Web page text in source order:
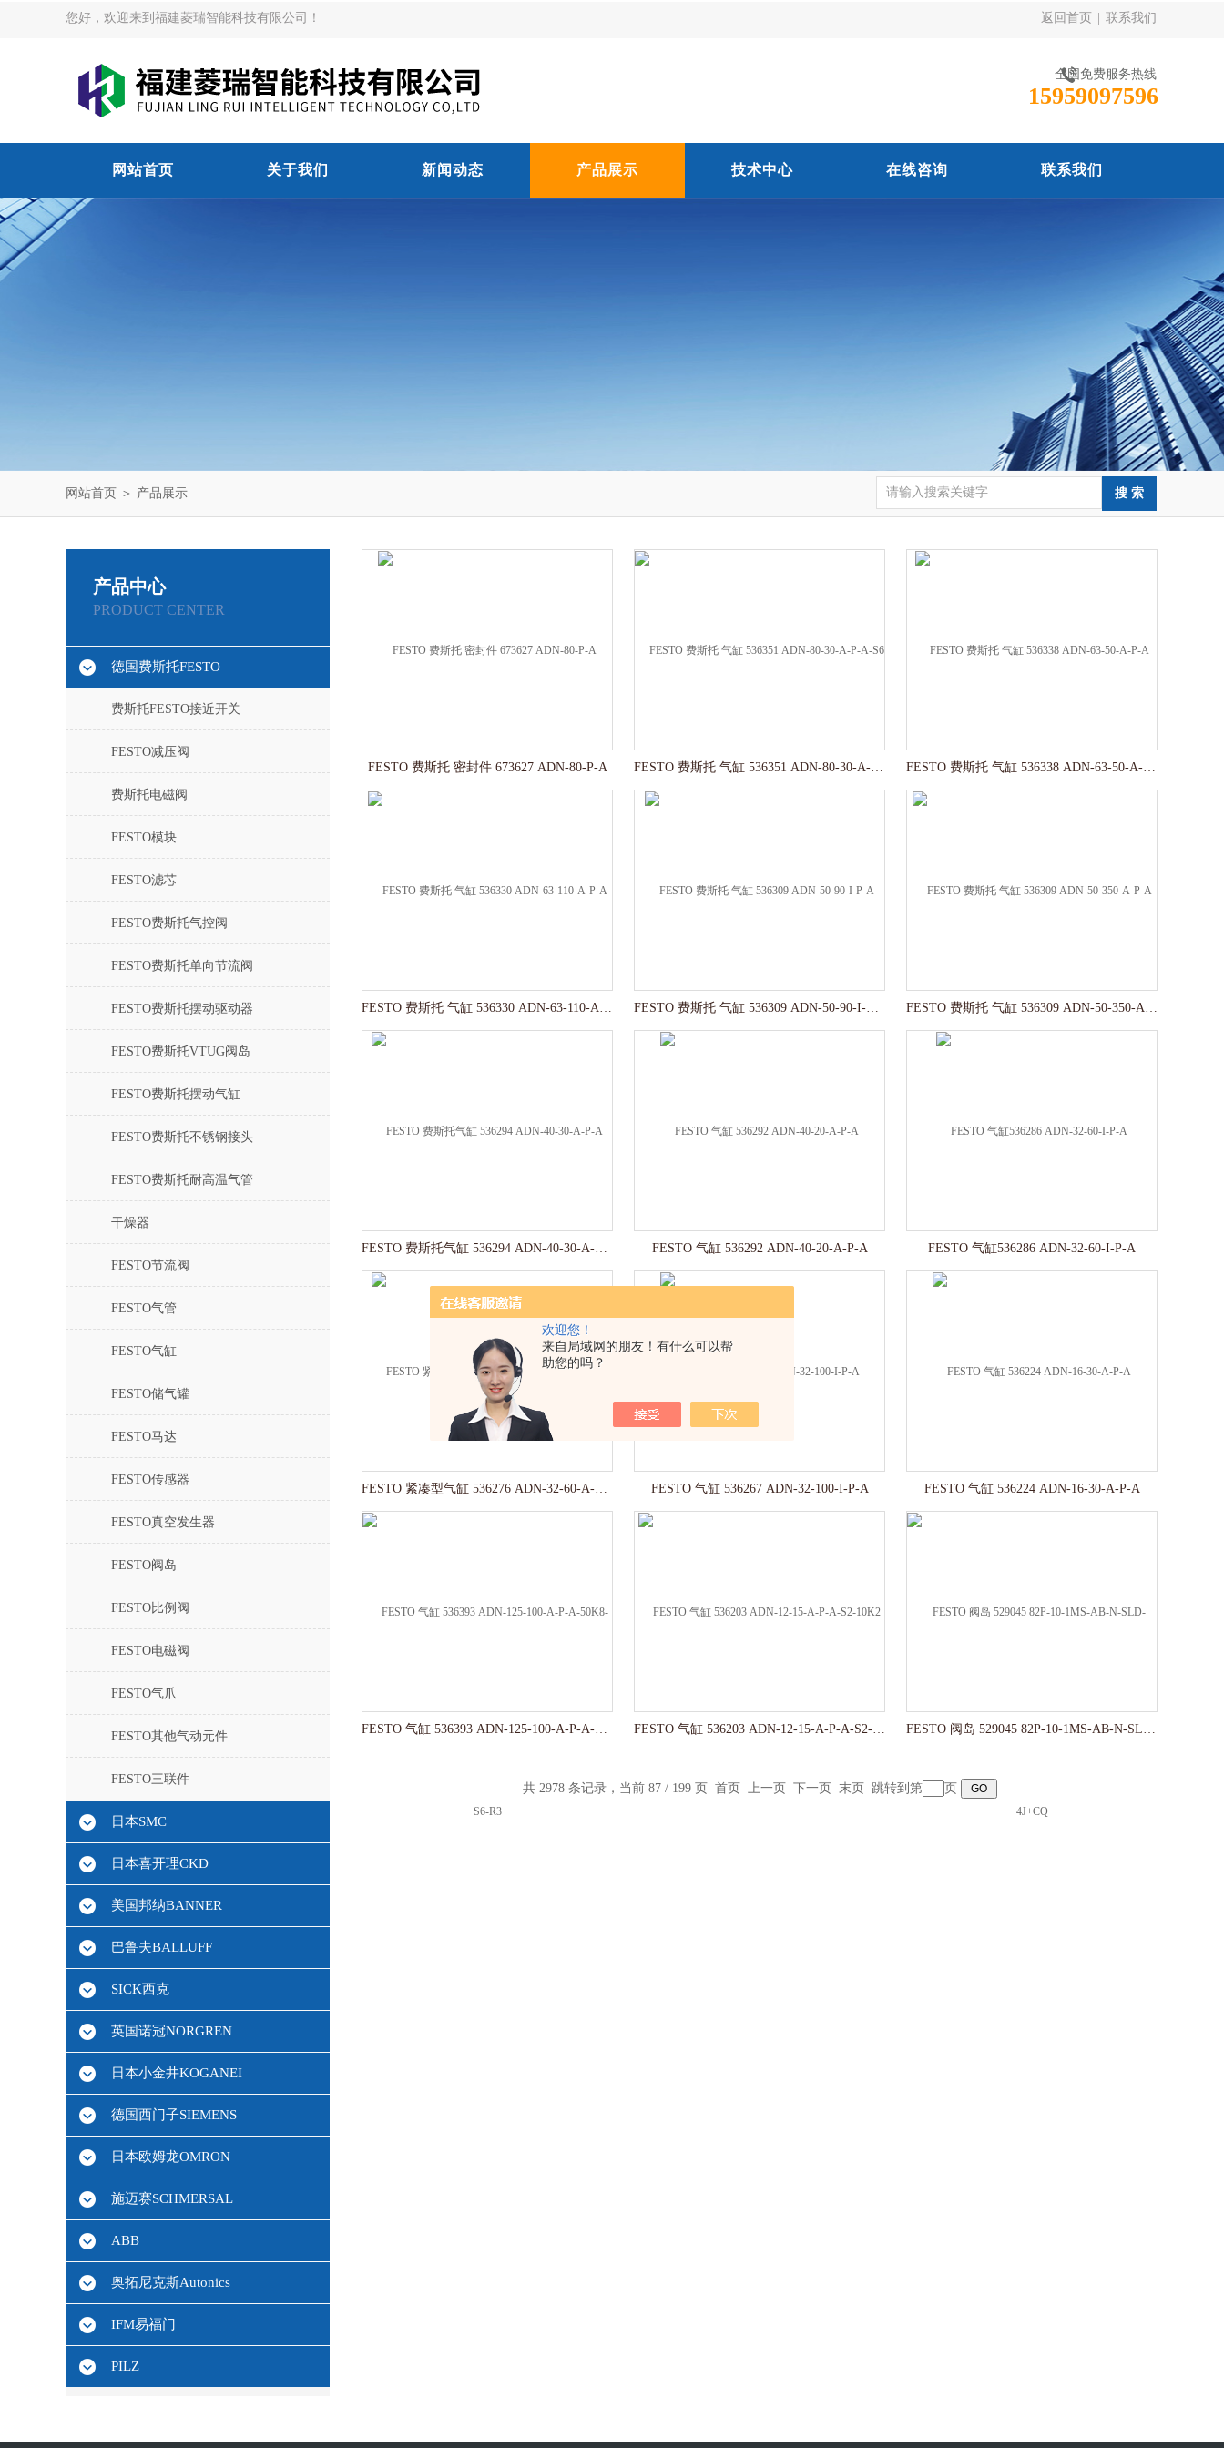
欢迎您！
来自局域网的朋友！有什么可以帮
助您的吗？
您好，欢迎来到福建菱瑞智能科技有限公司！ 返回首页 联系我们
全国免费服务热线
15959097596
网站首页 关于我们 新闻动态 产品展示 技术中心 在线咨询 联系我们
网站首页 ＞ 产品展示
产品中心
PRODUCT CENTER
德国费斯托FESTO
费斯托FESTO接近开关
FESTO减压阀
费斯托电磁阀
FESTO模块
FESTO滤芯
FESTO费斯托气控阀
FESTO费斯托单向节流阀
FESTO费斯托摆动驱动器
FESTO费斯托VTUG阀岛
FESTO费斯托摆动气缸
FESTO费斯托不锈钢接头
FESTO费斯托耐高温气管
干燥器
FESTO节流阀
FESTO气管
FESTO气缸
FESTO储气罐
FESTO马达
FESTO传感器
FESTO真空发生器
FESTO阀岛
FESTO比例阀
FESTO电磁阀
FESTO气爪
FESTO其他气动元件
FESTO三联件
日本SMC
日本喜开理CKD
美国邦纳BANNER
巴鲁夫BALLUFF
SICK西克
英国诺冠NORGREN
日本小金井KOGANEI
德国西门子SIEMENS
日本欧姆龙OMRON
施迈赛SCHMERSAL
ABB
奥拓尼克斯Autonics
IFM易福门
PILZ
FESTO 费斯托 密封件 673627 ADN-80-P-A FESTO 费斯托 气缸 536351 ADN-80-30-A-P-A-S6 FESTO 费斯托 气缸 536338 ADN-63-50-A-P-A
FESTO 费斯托 气缸 536330 ADN-63-110-A-P-A FESTO 费斯托 气缸 536309 ADN-50-90-I-P-A FESTO 费斯托 气缸 536309 ADN-50-350-A-P-A
FESTO 费斯托气缸 536294 ADN-40-30-A-P-A FESTO 气缸 536292 ADN-40-20-A-P-A FESTO 气缸536286 ADN-32-60-I-P-A
FESTO 紧凑型气缸 536276 ADN-32-60-A-P-A FESTO 气缸 536267 ADN-32-100-I-P-A FESTO 气缸 536224 ADN-16-30-A-P-A
FESTO 气缸 536393 ADN-125-100-A-P-A-50K8-S6-R3 FESTO 气缸 536203 ADN-12-15-A-P-A-S2-10K2 FESTO 阀岛 529045 82P-10-1MS-AB-N-SLD-4J+CQ
共 2978 条记录，当前 87 / 199 页 首页 上一页 下一页 末页 跳转到第 页